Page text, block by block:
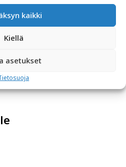
kaikki
Kiellä
asetukset
mm. Erinomainen
koneistukseen.
– tehokkuutta ja
koneella
asetusaikaa ja parantaa